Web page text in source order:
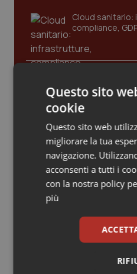
Marche
Molise
Piemonte
Provincia Autonoma
Provincia Autonoma
Puglia
Sardegna
Donna & Salute
Epatiti
HIV
Infezioni & Febbre
Ipertensione &
Malattie rare
Malattia di Crohn &
Neuroscienze &
Cloud sanitario:
compliance,
dalle Linee
Leadership
modelli di
Leadership
AI e
odontoiatrico:
uso protetto
Questo sito
cookie
Questo sito web
migliorare la tua
navigazione.
acconsenti a tutti i
con la nostra policy
più